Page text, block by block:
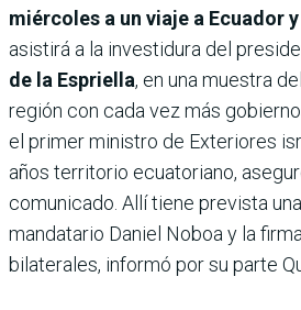
miércoles a un viaje a Ecuador
asistirá a la investidura del
de la Espriella, en una muestra
región con cada vez más
el primer ministro de Exteriores
años territorio ecuatoriano,
comunicado. Allí tiene prevista
mandatario Daniel Noboa y la
bilaterales, informó por su parte